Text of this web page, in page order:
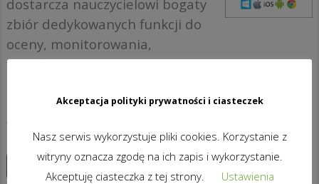
dostarcza nauczycielowi bogaty
zbiór dedykowanych funkcji do
oceny, monitorowania,
współpracy i kontroli,
pełnego wykorzystania
wyposażenia ICT.
Zapoznaj się z produktami
Akceptacja polityki prywatności i ciasteczek
Nasz serwis wykorzystuje pliki cookies. Korzystanie z
witryny oznacza zgodę na ich zapis i wykorzystanie.
Akceptuję ciasteczka z tej strony.
Ustawienia